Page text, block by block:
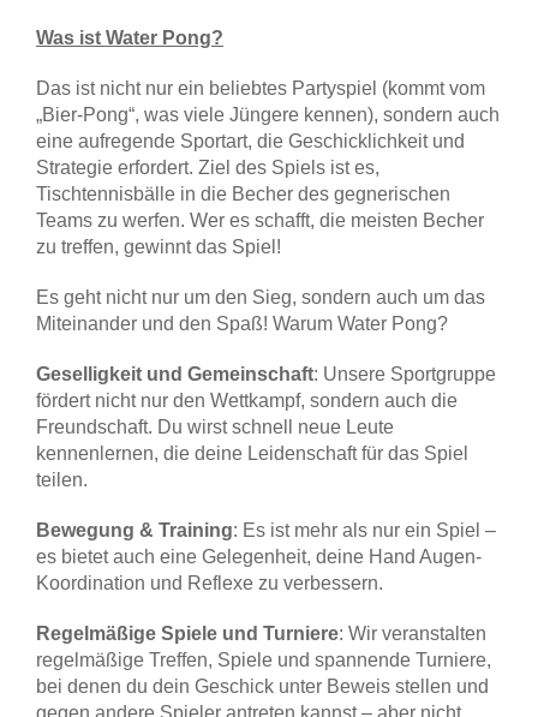
Was ist Water Pong?
Das ist nicht nur ein beliebtes Partyspiel (kommt vom
„Bier-Pong“, was viele Jüngere kennen), sondern auch
eine aufregende Sportart, die Geschicklichkeit und
Strategie erfordert. Ziel des Spiels ist es,
Tischtennisbälle in die Becher des gegnerischen
Teams zu werfen. Wer es schafft, die meisten Becher
zu treffen, gewinnt das Spiel!
Es geht nicht nur um den Sieg, sondern auch um das
Miteinander und den Spaß! Warum Water Pong?
Geselligkeit und Gemeinschaft: Unsere Sportgruppe
fördert nicht nur den Wettkampf, sondern auch die
Freundschaft. Du wirst schnell neue Leute
kennenlernen, die deine Leidenschaft für das Spiel
teilen.
Bewegung & Training: Es ist mehr als nur ein Spiel –
es bietet auch eine Gelegenheit, deine Hand Augen-
Koordination und Reflexe zu verbessern.
Regelmäßige Spiele und Turniere: Wir veranstalten
regelmäßige Treffen, Spiele und spannende Turniere,
bei denen du dein Geschick unter Beweis stellen und